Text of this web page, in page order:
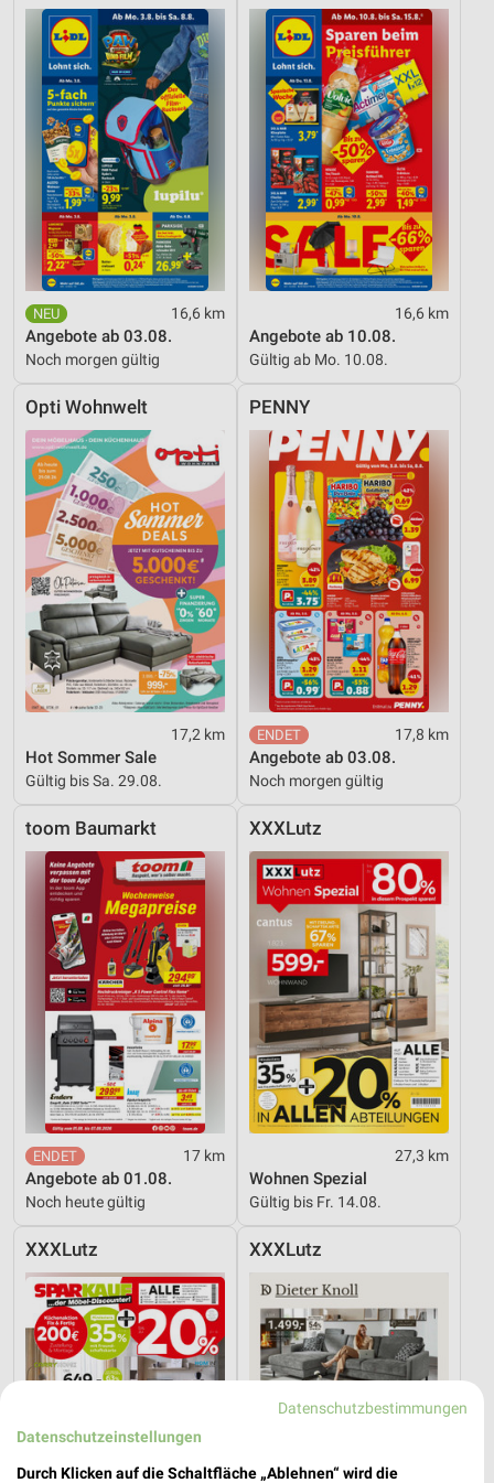
16,6 km
Angebote ab 03.08.
Noch morgen gültig
16,6 km
Angebote ab 10.08.
Gültig ab Mo. 10.08.
Opti Wohnwelt
17,2 km
Hot Sommer Sale
Gültig bis Sa. 29.08.
PENNY
17,8 km
Angebote ab 03.08.
Noch morgen gültig
toom Baumarkt
17 km
Angebote ab 01.08.
Noch heute gültig
XXXLutz
27,3 km
Wohnen Spezial
Gültig bis Fr. 14.08.
XXXLutz XXXLutz
Datenschutzbestimmungen
Datenschutzeinstellungen
Durch Klicken auf die Schaltfläche „Ablehnen“ wird die